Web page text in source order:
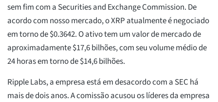
sem fim com a Securities and Exchange Commission. De
acordo com nosso mercado, o XRP atualmente é negociado
em torno de $0.3642. O ativo tem um valor de mercado de
aproximadamente $17,6 bilhões, com seu volume médio de
24 horas em torno de $14,6 bilhões.
Ripple Labs, a empresa está em desacordo com a SEC há
mais de dois anos. A comissão acusou os líderes da empresa